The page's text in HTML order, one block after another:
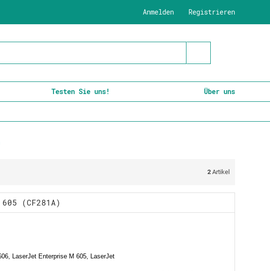
Registrieren
Anmelden
Testen Sie uns! Über uns
2 Artikel
(CF281A)
LaserJet Enterprise M 605, LaserJet